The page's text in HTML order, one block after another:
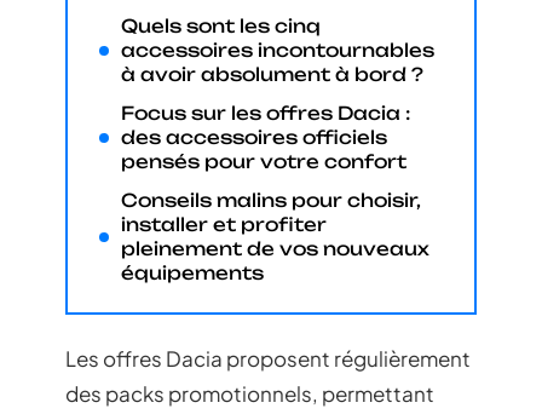
Quels sont les cinq
accessoires incontournables
à avoir absolument à bord ?
Focus sur les offres Dacia :
des accessoires officiels
pensés pour votre confort
Conseils malins pour choisir,
installer et profiter
pleinement de vos nouveaux
équipements
Les offres Dacia proposent régulièrement
des packs promotionnels, permettant